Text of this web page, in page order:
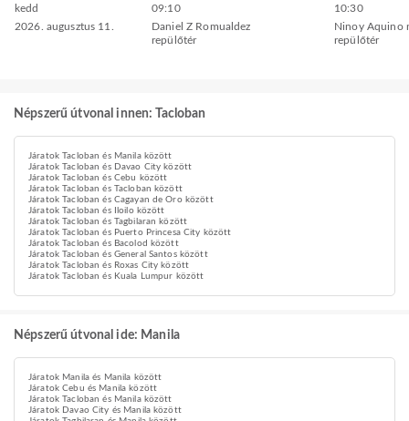
kedd
2026. augusztus 11.
09:10
Daniel Z Romualdez
repülőtér
10:30
Ninoy Aquino
repülőtér
Népszerű útvonal innen: Tacloban
Járatok Tacloban és Manila között
Járatok Tacloban és Davao City között
Járatok Tacloban és Cebu között
Járatok Tacloban és Tacloban között
Járatok Tacloban és Cagayan de Oro között
Járatok Tacloban és Iloilo között
Járatok Tacloban és Tagbilaran között
Járatok Tacloban és Puerto Princesa City között
Járatok Tacloban és Bacolod között
Járatok Tacloban és General Santos között
Járatok Tacloban és Roxas City között
Járatok Tacloban és Kuala Lumpur között
Népszerű útvonal ide: Manila
Járatok Manila és Manila között
Járatok Cebu és Manila között
Járatok Tacloban és Manila között
Járatok Davao City és Manila között